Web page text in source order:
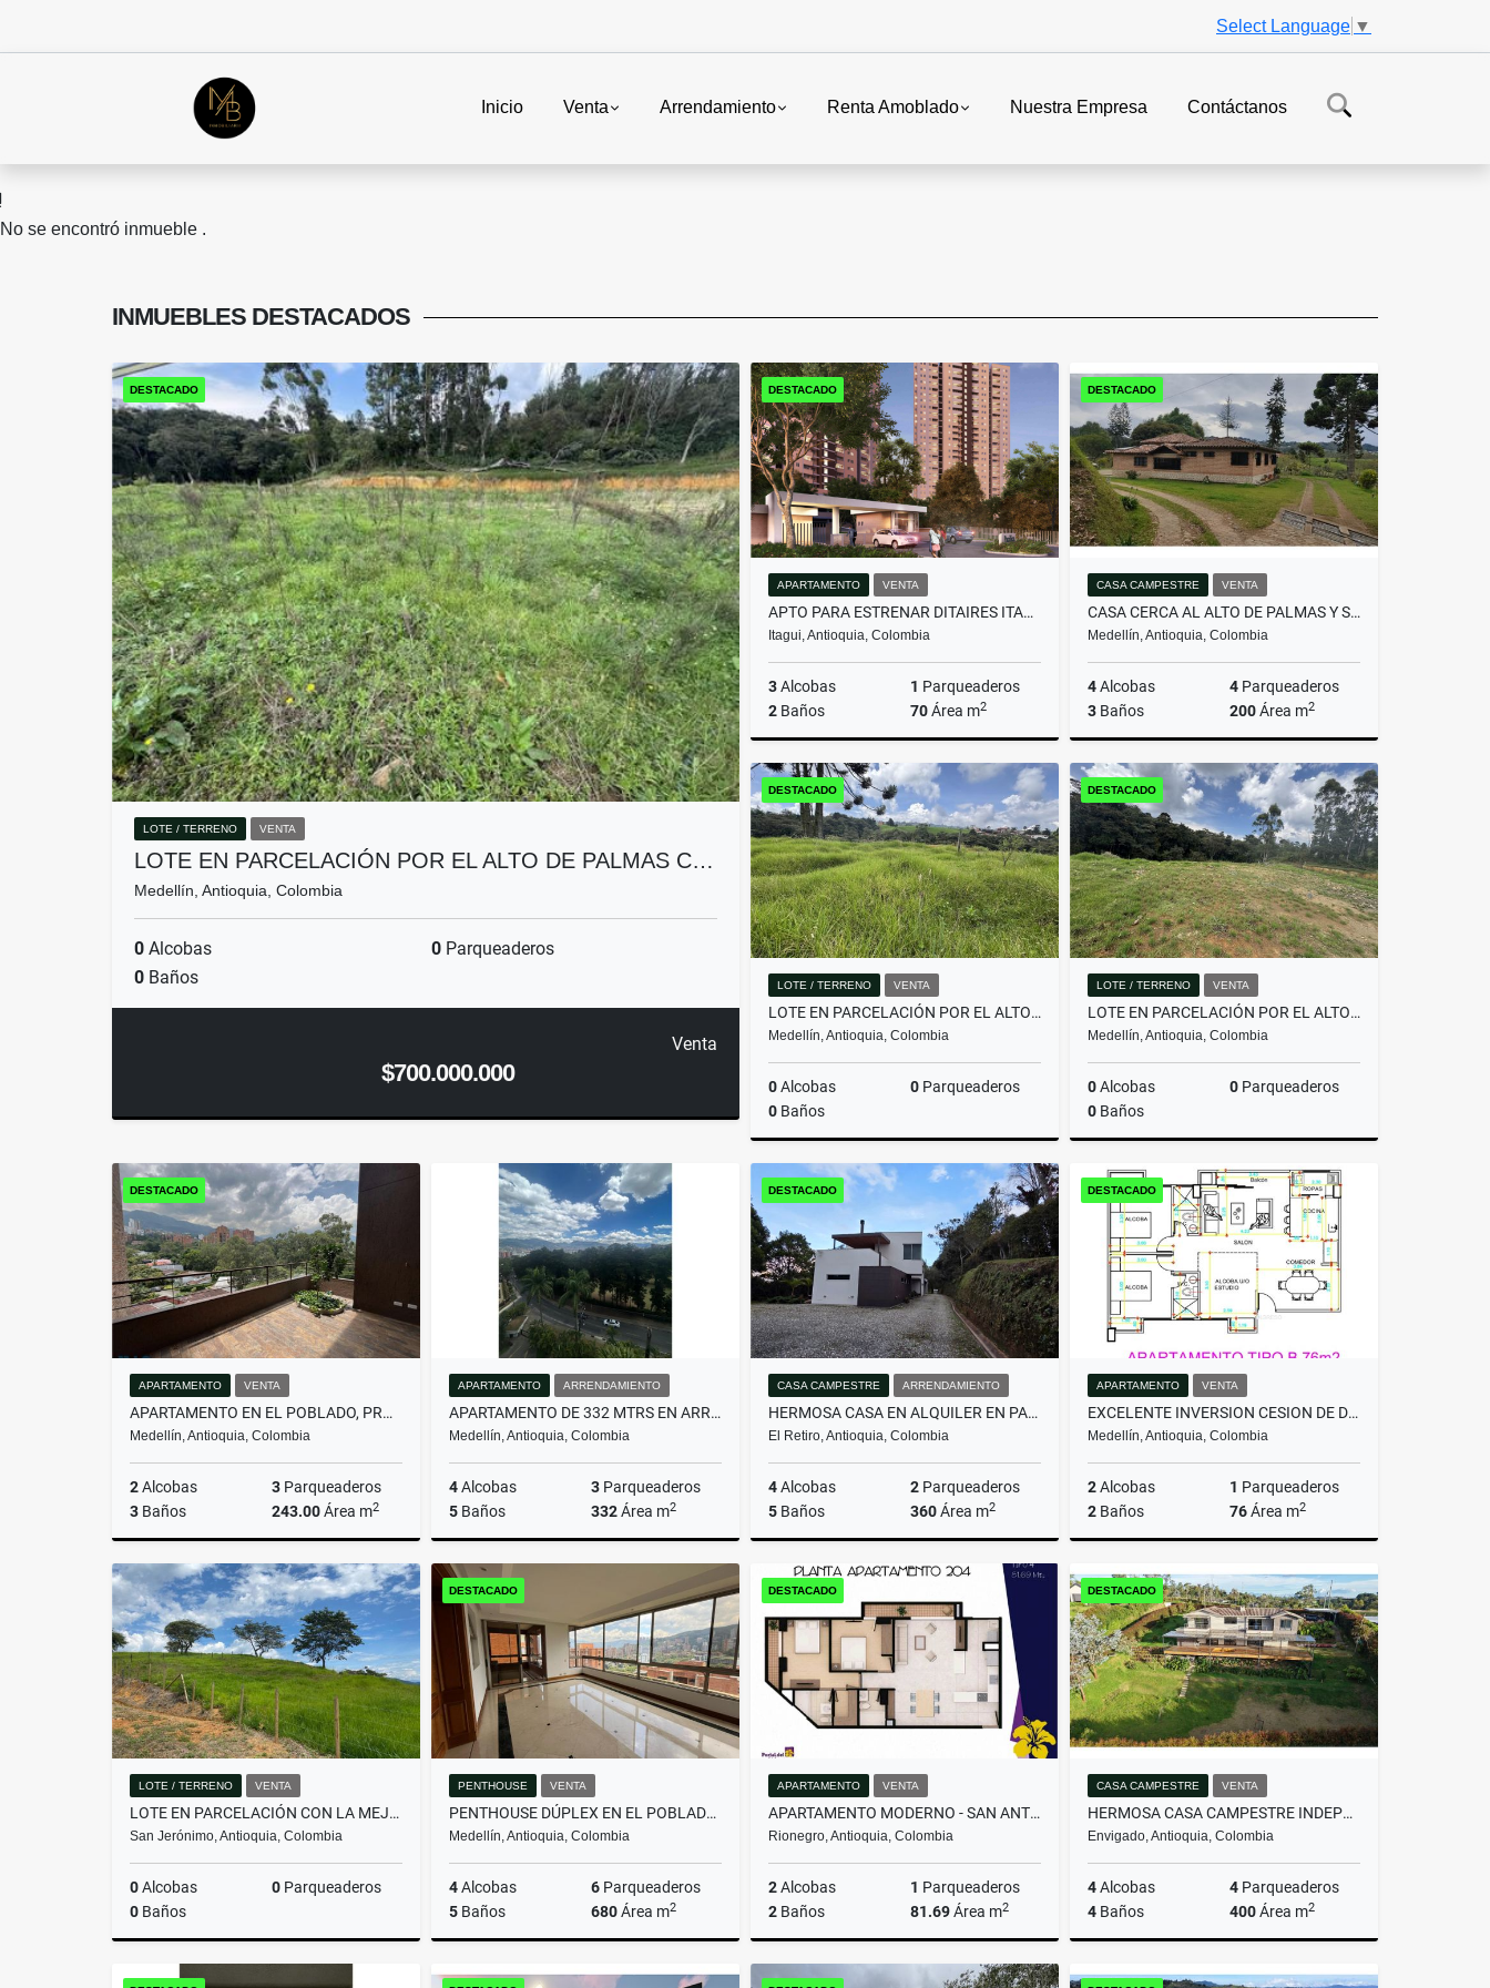
Select Language ▼
Inicio Venta Arrendamiento Renta Amoblado Nuestra Empresa Contáctanos
No se encontró inmueble .
INMUEBLES DESTACADOS
DESTACADO
LOTE / TERRENO VENTA
LOTE EN PARCELACIÓN POR EL ALTO DE PALMAS C…
Medellín, Antioquia, Colombia
0 Alcobas 0 Parqueaderos
0 Baños
Venta
$700.000.000
DESTACADO
APARTAMENTO VENTA
APTO PARA ESTRENAR DITAIRES ITAGUI
Itagui, Antioquia, Colombia
3Alcobas 1 Parqueaderos
2 Baños 70Área m2
Venta
$550.000.000
DESTACADO
CASA CAMPESTRE VENTA
CASA CERCA AL ALTO DE PALMAS Y SANTA ELENA
Medellín, Antioquia, Colombia
4Alcobas 4 Parqueaderos
3 Baños 200Área m2
Venta
$1.200.000.000
DESTACADO
LOTE / TERRENO VENTA
LOTE EN PARCELACIÓN POR EL ALTO DE PALMAS CON LICENCIA
Medellín, Antioquia, Colombia
0Alcobas 0 Parqueaderos
0 Baños
Venta
$600.000.000
DESTACADO
LOTE / TERRENO VENTA
LOTE EN PARCELACIÓN POR EL ALTO DE PALMAS CON LICENCIA
Medellín, Antioquia, Colombia
0Alcobas 0 Parqueaderos
0 Baños
Venta
$800.000.000
DESTACADO
APARTAMENTO VENTA
APARTAMENTO EN EL POBLADO, PROYECTO NUEVO PARA DIS...(MLS#259674)
Medellín, Antioquia, Colombia
2Alcobas 3 Parqueaderos
3 Baños 243.00Área m2
Venta
$2.650.000.000
APARTAMENTO ARRENDAMIENTO
APARTAMENTO DE 332 MTRS EN ARRIENDO EN EL POBLADO, MEDELLÍN
Medellín, Antioquia, Colombia
4Alcobas 3 Parqueaderos
5 Baños 332Área m2
DESTACADO
CASA CAMPESTRE ARRENDAMIENTO
HERMOSA CASA EN ALQUILER EN PARCELACIÓN CAMPESTRE EN EL RETIRO
El Retiro, Antioquia, Colombia
4Alcobas 2 Parqueaderos
5 Baños 360Área m2
Arrendamiento
DESTACADO
APARTAMENTO VENTA
EXCELENTE INVERSION CESION DE DERECHOS ACABADO MODERNO -FLORESTA
Medellín, Antioquia, Colombia
2Alcobas 1 Parqueaderos
2 Baños 76Área m2
Venta
$607.200.000
LOTE / TERRENO VENTA
LOTE EN PARCELACIÓN CON LA MEJOR VISTA DEL SECTOR
San Jerónimo, Antioquia, Colombia
0Alcobas 0 Parqueaderos
0 Baños
DESTACADO
PENTHOUSE VENTA
PENTHOUSE DÚPLEX EN EL POBLADO: VISTAS, ESPACIOS Y EXCLUSIVIDAD.
Medellín, Antioquia, Colombia
4Alcobas 6 Parqueaderos
5 Baños 680Área m2
Venta
DESTACADO
APARTAMENTO VENTA
APARTAMENTO MODERNO - SAN ANTONIO DE PEREIRA
Rionegro, Antioquia, Colombia
2Alcobas 1 Parqueaderos
2 Baños 81.69Área m2
Venta
DESTACADO
CASA CAMPESTRE VENTA
HERMOSA CASA CAMPESTRE INDEPENDIENTE EN EL ALTO DE LAS PALMAS
Envigado, Antioquia, Colombia
4Alcobas 4 Parqueaderos
4 Baños 400Área m2
Venta